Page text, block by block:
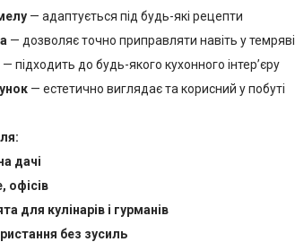
— адаптується під будь-які рецепти
— дозволяє точно приправляти навіть у темряві
— підходить до будь-якого кухонного інтер’єру
— естетично виглядає та корисний у побуті
дачі
офісів
для кулінарів і гурманів
без зусиль